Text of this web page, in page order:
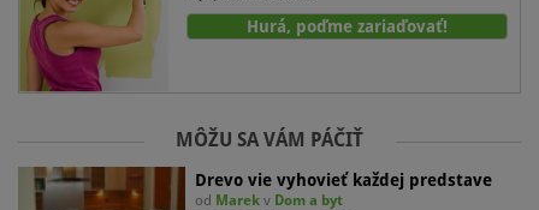
Hurá, poďme zariaďovať!
MÔŽU SA VÁM PÁČIŤ
Drevo vie vyhovieť každej predstave
od Marek v Dom a byt